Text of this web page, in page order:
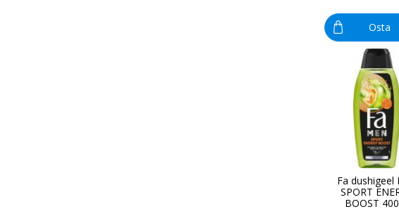
Osta
Fa dushigeel
SPORT
BOOST